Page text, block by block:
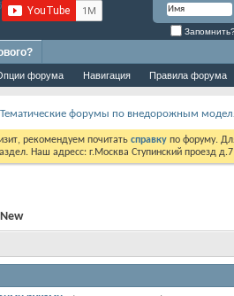
форума Навигация Правила форума
Тематические форумы по внедорожным
рекомендуем почитать справку по форуму.
Наш адресс: г.Москва Ступинский проезд